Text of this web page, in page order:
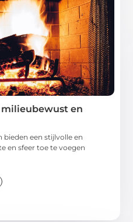
en
een stijlvolle en
en sfeer toe te voegen